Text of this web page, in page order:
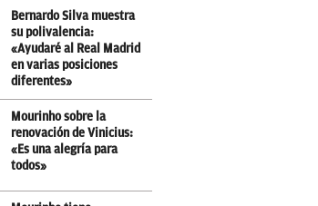
Bernardo Silva muestra
su polivalencia:
«Ayudaré al Real Madrid
en varias posiciones
diferentes»
Mourinho sobre la
renovación de Vinicius:
«Es una alegría para
todos»